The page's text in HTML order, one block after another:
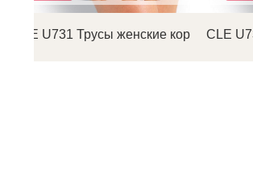
CLE U731 Трусы женские коррекция
CLE